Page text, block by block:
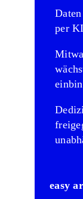
per
easy